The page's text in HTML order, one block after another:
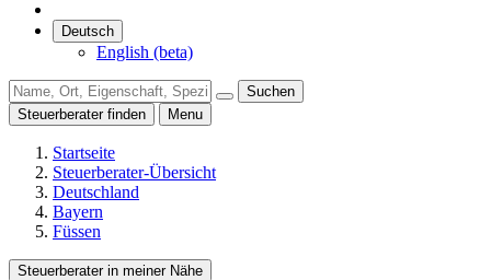
Deutsch
English (beta)
Suchen
Steuerberater finden
Menu
Startseite
Steuerberater-Übersicht
Deutschland
Bayern
Füssen
Steuerberater in meiner Nähe